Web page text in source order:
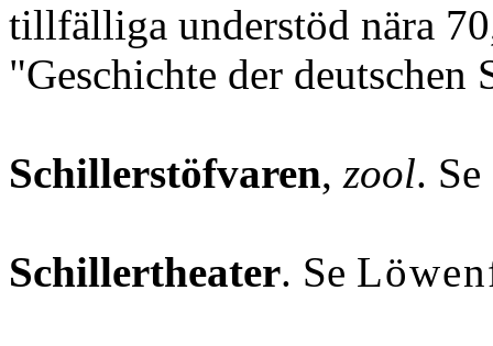
tillfälliga understöd nära
"Geschichte der
Schillerstöfvaren, zool. Se
Schillertheater. Se